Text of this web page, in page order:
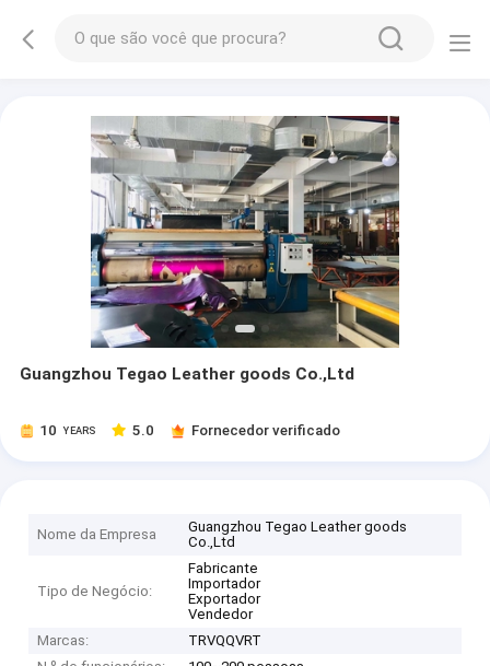
Guangzhou Tegao Leather goods Co.,Ltd
10 YEARS 5.0 Fornecedor verificado
Nome da Empresa
Guangzhou Tegao Leather goods
Co.,Ltd
Tipo de Negócio:
Fabricante
Importador
Exportador
Vendedor
Marcas:
TRVQQVRT